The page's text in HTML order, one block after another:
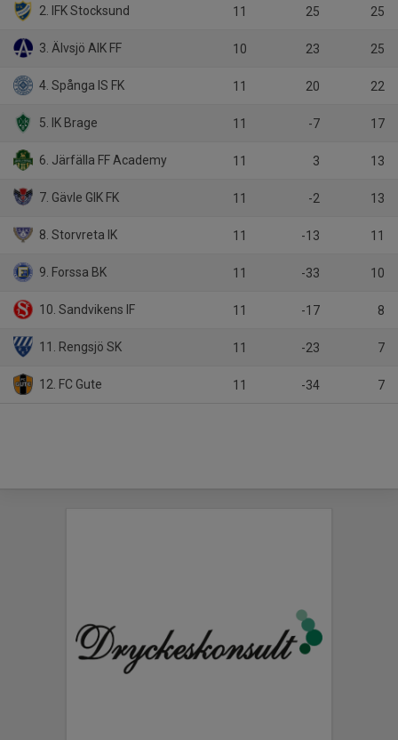
2. IFK Stocksund 11 25 25
3. Älvsjö AIK FF 10 23 25
4. Spånga IS FK 11 20 22
5. IK Brage 11 -7 17
6. Järfälla FF Academy 11 3 13
7. Gävle GIK FK 11 -2 13
8. Storvreta IK 11 -13 11
9. Forssa BK 11 -33 10
10. Sandvikens IF 11 -17 8
11. Rengsjö SK 11 -23 7
12. FC Gute 11 -34 7